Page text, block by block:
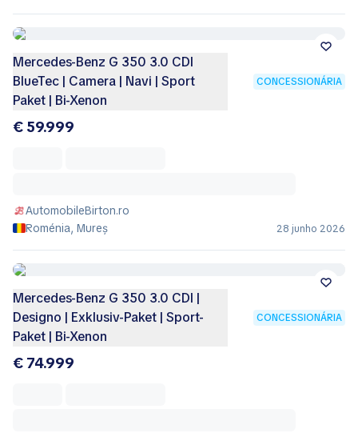
Mercedes-Benz G 350 3.0 CDI
BlueTec | Camera | Navi | Sport
Paket | Bi-Xenon
CONCESSIONÁRIA
€ 59.999
AutomobileBirton.ro
Roménia, Mureș
28 junho 2026
Mercedes-Benz G 350 3.0 CDI |
Designo | Exklusiv-Paket | Sport-
Paket | Bi-Xenon
CONCESSIONÁRIA
€ 74.999